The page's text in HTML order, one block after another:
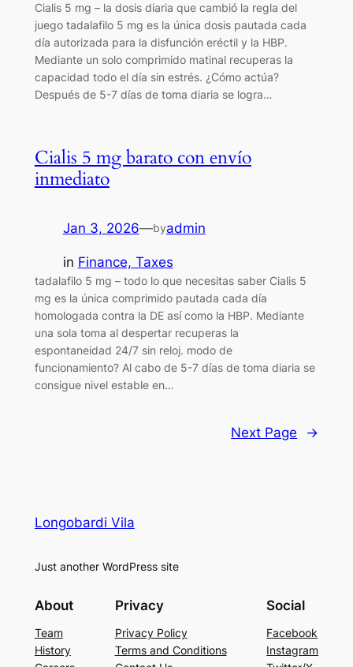
Cialis 5 mg – la dosis diaria que cambió la regla del
juego tadalafilo 5 mg es la única dosis pautada cada
día autorizada para la disfunción eréctil y la HBP.
Mediante un solo comprimido matinal recuperas la
capacidad todo el día sin estrés. ¿Cómo actúa?
Después de 5-7 días de toma diaria se logra…
Cialis 5 mg barato con envío
inmediato
Jan 3, 2026—byadmin
in Finance, Taxes
tadalafilo 5 mg – todo lo que necesitas saber Cialis 5
mg es la única comprimido pautada cada día
homologada contra la DE así como la HBP. Mediante
una sola toma al despertar recuperas la
espontaneidad 24/7 sin reloj. modo de
funcionamiento? Al cabo de 5-7 días de toma diaria se
consigue nivel estable en…
Next Page →
Longobardi Vila
Just another WordPress site
About
Team
History
Privacy
Privacy Policy
Terms and Conditions
Social
Facebook
Instagram